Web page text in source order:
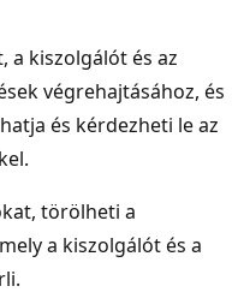
a kiszolgálót és az
végrehajtásához, és
és kérdezheti le az
törölheti a
a kiszolgálót és a